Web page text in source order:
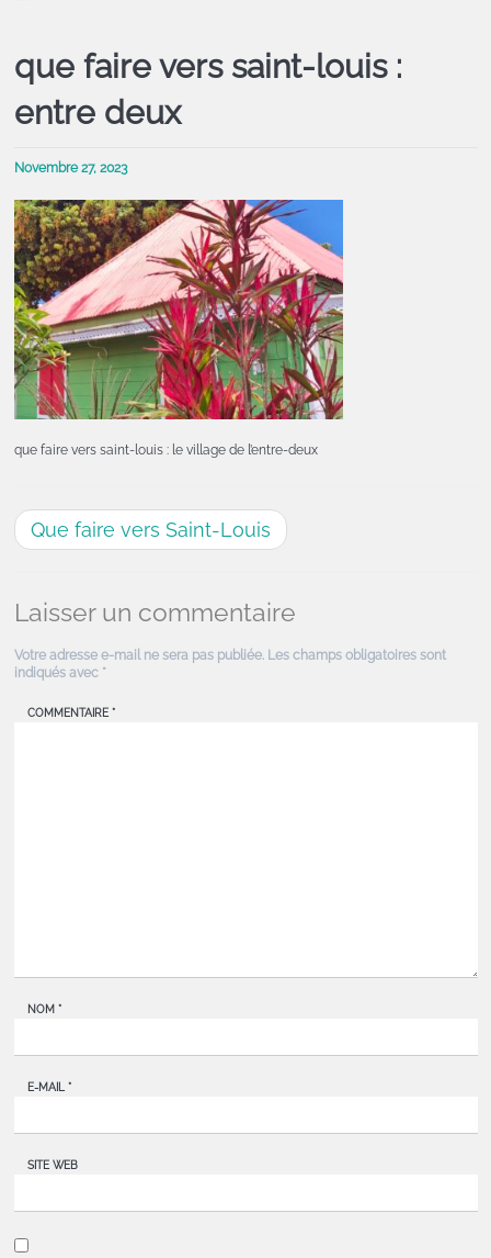
que faire vers saint-louis :
entre deux
Novembre 27, 2023
que faire vers saint-louis : le village de l’entre-deux
Que faire vers Saint-Louis
Laisser un commentaire
Votre adresse e-mail ne sera pas publiée. Les champs obligatoires sont
indiqués avec *
COMMENTAIRE *
NOM *
E-MAIL *
SITE WEB